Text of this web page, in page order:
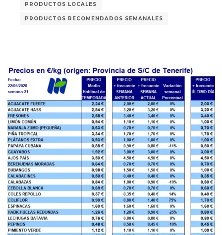
PRODUCTOS LOCALES
PRODUCTOS RECOMENDADOS SEMANALES